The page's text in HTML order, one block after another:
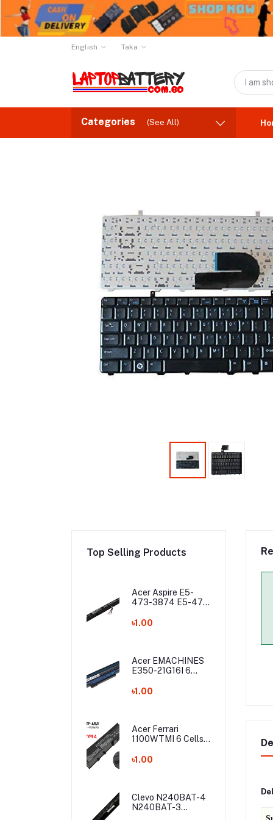
English Taka
Categories (See All)
Top Selling Products
Acer Aspire E5-
473-3874 E5-475
E5-575G E5-575T
৳1.00
Acer EMACHINES
E350-21G16I 6
Battery
৳1.00
Acer Ferrari
1100WTMI 6 Cells
৳1.00
Clevo N240BAT-4
N240BAT-3